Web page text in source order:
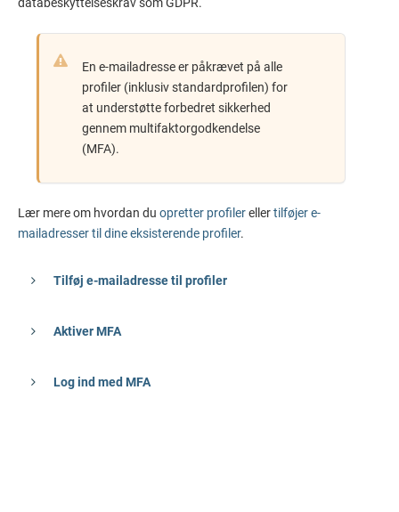
En e-mailadresse er påkrævet på alle
profiler (inklusiv standardprofilen) for
at understøtte forbedret sikkerhed
gennem multifaktorgodkendelse
(MFA).
Lær mere om hvordan du opretter profilerellertilføjer e-
mailadresser til dine eksisterende profiler.
Tilføj e-mailadresse til profiler
Aktiver MFA
Log ind med MFA